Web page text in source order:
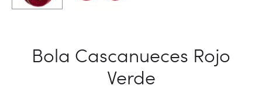
Bola Cascanueces Rojo
Verde